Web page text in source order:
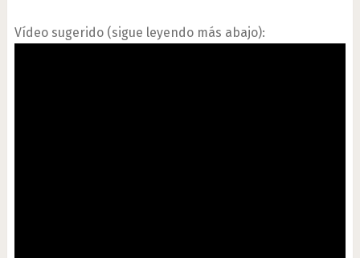
Vídeo sugerido (sigue leyendo más abajo):